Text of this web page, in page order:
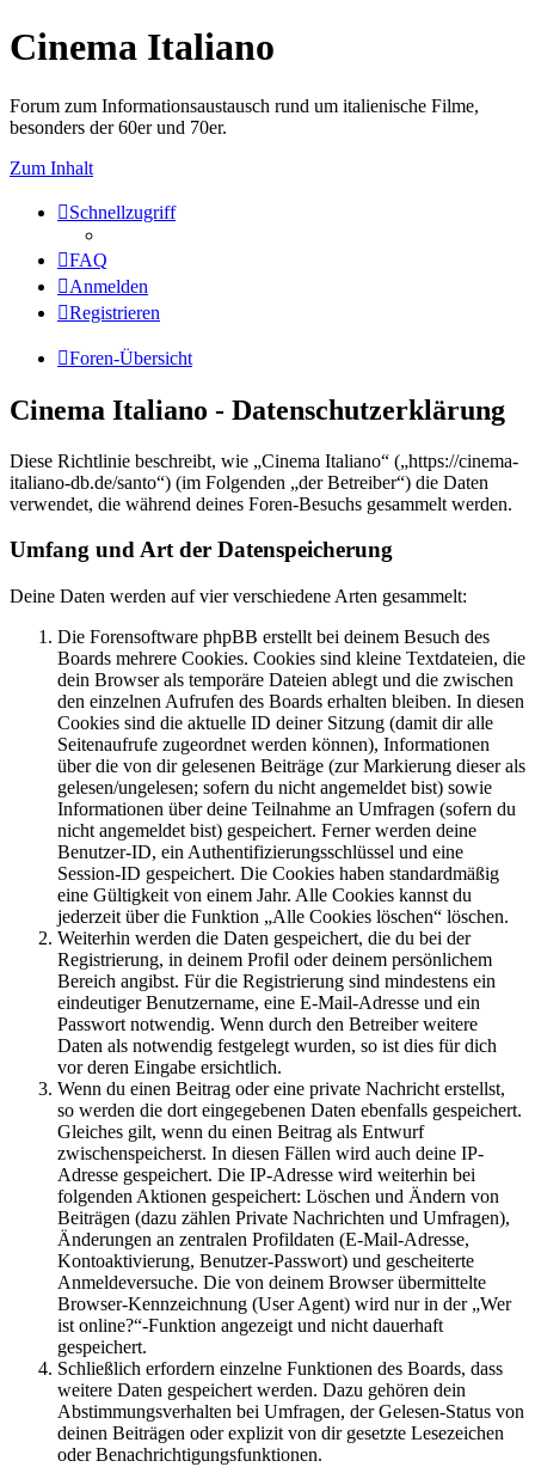
Cinema Italiano
Forum zum Informationsaustausch rund um italienische Filme,
besonders der 60er und 70er.
Zum Inhalt
Schnellzugriff
FAQ
Anmelden
Registrieren
Foren-Übersicht
Cinema Italiano - Datenschutzerklärung
Diese Richtlinie beschreibt, wie „Cinema Italiano“ („https://cinema-
italiano-db.de/santo“) (im Folgenden „der Betreiber“) die Daten
verwendet, die während deines Foren-Besuchs gesammelt werden.
Umfang und Art der Datenspeicherung
Deine Daten werden auf vier verschiedene Arten gesammelt:
Die Forensoftware phpBB erstellt bei deinem Besuch des
Boards mehrere Cookies. Cookies sind kleine Textdateien, die
dein Browser als temporäre Dateien ablegt und die zwischen
den einzelnen Aufrufen des Boards erhalten bleiben. In diesen
Cookies sind die aktuelle ID deiner Sitzung (damit dir alle
Seitenaufrufe zugeordnet werden können), Informationen
über die von dir gelesenen Beiträge (zur Markierung dieser als
gelesen/ungelesen; sofern du nicht angemeldet bist) sowie
Informationen über deine Teilnahme an Umfragen (sofern du
nicht angemeldet bist) gespeichert. Ferner werden deine
Benutzer-ID, ein Authentifizierungsschlüssel und eine
Session-ID gespeichert. Die Cookies haben standardmäßig
eine Gültigkeit von einem Jahr. Alle Cookies kannst du
jederzeit über die Funktion „Alle Cookies löschen“ löschen.
Weiterhin werden die Daten gespeichert, die du bei der
Registrierung, in deinem Profil oder deinem persönlichem
Bereich angibst. Für die Registrierung sind mindestens ein
eindeutiger Benutzername, eine E-Mail-Adresse und ein
Passwort notwendig. Wenn durch den Betreiber weitere
Daten als notwendig festgelegt wurden, so ist dies für dich
vor deren Eingabe ersichtlich.
Wenn du einen Beitrag oder eine private Nachricht erstellst,
so werden die dort eingegebenen Daten ebenfalls gespeichert.
Gleiches gilt, wenn du einen Beitrag als Entwurf
zwischenspeicherst. In diesen Fällen wird auch deine IP-
Adresse gespeichert. Die IP-Adresse wird weiterhin bei
folgenden Aktionen gespeichert: Löschen und Ändern von
Beiträgen (dazu zählen Private Nachrichten und Umfragen),
Änderungen an zentralen Profildaten (E-Mail-Adresse,
Kontoaktivierung, Benutzer-Passwort) und gescheiterte
Anmeldeversuche. Die von deinem Browser übermittelte
Browser-Kennzeichnung (User Agent) wird nur in der „Wer
ist online?“-Funktion angezeigt und nicht dauerhaft
gespeichert.
Schließlich erfordern einzelne Funktionen des Boards, dass
weitere Daten gespeichert werden. Dazu gehören dein
Abstimmungsverhalten bei Umfragen, der Gelesen-Status von
deinen Beiträgen oder explizit von dir gesetzte Lesezeichen
oder Benachrichtigungsfunktionen.